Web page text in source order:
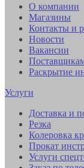
О компании
Магазины
Контакты и
Новости
Вакансии
Раскрытие
Услуги
Доставка и
Резка
Колеровка
Прокат
Услуги